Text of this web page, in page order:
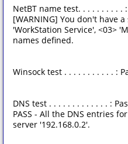
NetBT name test. . . . . . . . . .
[WARNING] You don't have
'WorkStation Service', <03>
names defined.
Winsock test . . . . . . . . . . . :
DNS test . . . . . . . . . . . . . :
PASS - All the DNS entries
server '192.168.0.2'.